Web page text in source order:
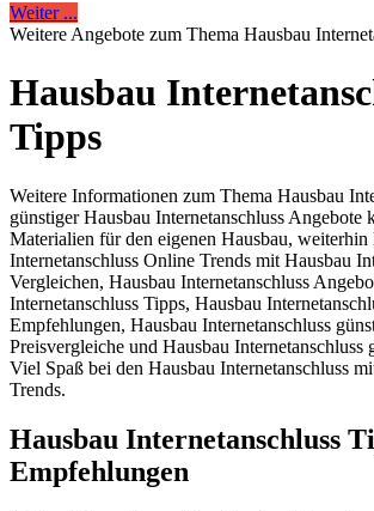
Weiter ...
Weitere Angebote zum Thema Hausbau
Hausbau
Tipps
Weitere Informationen zum Thema Hausbau
günstiger Hausbau Internetanschluss Angebote
Materialien für den eigenen Hausbau, weiterhin
Internetanschluss Online Trends mit Hausbau
Vergleichen, Hausbau Internetanschluss
Internetanschluss Tipps, Hausbau
Empfehlungen, Hausbau Internetanschluss
Preisvergleiche und Hausbau Internetanschluss
Viel Spaß bei den Hausbau Internetanschluss
Trends.
Hausbau Internetanschluss
Empfehlungen